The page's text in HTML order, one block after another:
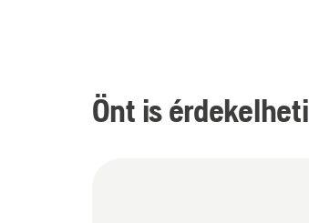
Önt is érdekelheti